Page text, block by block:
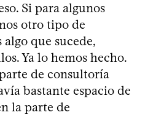
Si para algunos
otro tipo de
algo que sucede,
Ya lo hemos hecho.
de consultoría
bastante espacio de
la parte de